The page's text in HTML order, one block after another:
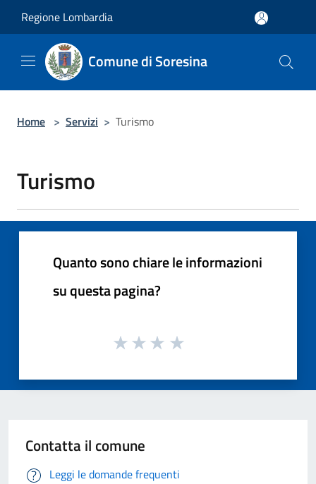
Regione Lombardia
Comune di Soresina
Home > Servizi > Turismo
Turismo
Quanto sono chiare le informazioni
su questa pagina?
Contatta il comune
Leggi le domande frequenti